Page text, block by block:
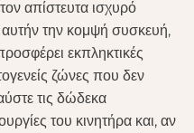
απίστευτα ισχυρό
την κομψή συσκευή,
εκπληκτικές
ζώνες που δεν
τις δώδεκα
του κινητήρα και, αν